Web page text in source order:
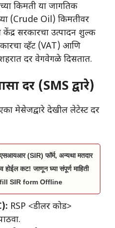
किमती या जागतिक
(Crude Oil) किमतीवर
सरकारचा उत्पादन शुल्क
व्हॅट (VAT) आणि
दर वेगवेगळे दिसतात.
दर (SMS द्वारे)
मेसेजद्वारे देखील लेटेस्ट दर
(SIR) फॉर्म, अन्यथा मतदार
होईल कट! जाणून घ्या संपूर्ण माहिती
SIR form Offline
RSP <डीलर कोड>